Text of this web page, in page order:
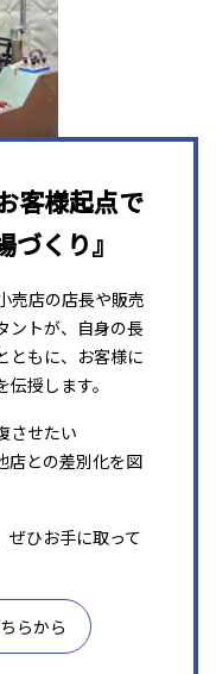
客様起点で
くり』
売店の店長や販売
ントが、自身の長
ともに、お客様に
授します。
させたい
店との差別化を図
ぜひお手に取って
らから